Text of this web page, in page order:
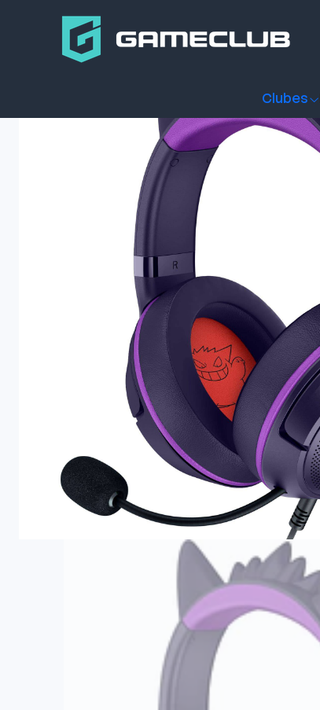
Clubes
Productos